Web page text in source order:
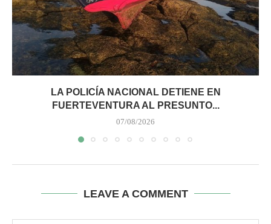
LA POLICÍA NACIONAL DETIENE EN
FUERTEVENTURA AL PRESUNTO...
07/08/2026
LEAVE A COMMENT